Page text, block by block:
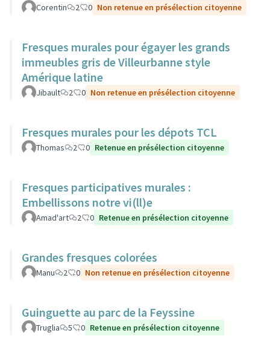
Corentin 2 0 Non retenue en présélection citoyenne
Fresques murales pour égayer les grands
immeubles gris de Villeurbanne style
Amérique latine
Jibault 2 0 Non retenue en présélection citoyenne
Fresques murales pour les dépots TCL
Thomas 2 0 Retenue en présélection citoyenne
Fresques participatives murales :
Embellissons notre vi(ll)e
Amad'art 2 0 Retenue en présélection citoyenne
Grandes fresques colorées
Manu 2 0 Non retenue en présélection citoyenne
Guinguette au parc de la Feyssine
Truglia 5 0 Retenue en présélection citoyenne